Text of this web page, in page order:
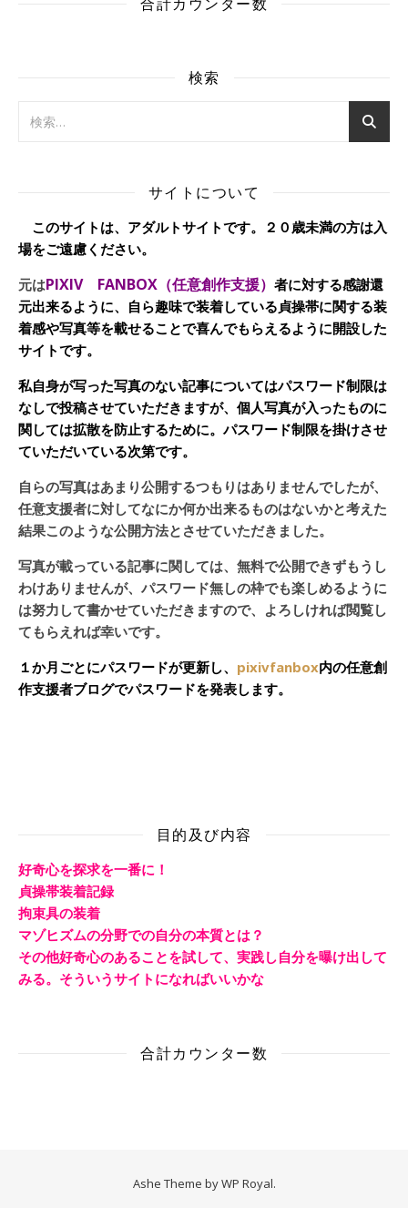
検索
サイトについて
このサイトは、アダルトサイトです。２０歳未満の方は入
場をご遠慮ください。
元はPIXIV FANBOX（任意創作支援） 者に対する感謝還
元出来るように、自ら趣味で装着している貞操帯に関する装
着感や写真等を載せることで喜んでもらえるように開設した
サイトです。
私自身が写った写真のない記事についてはパスワード制限は
なしで投稿させていただきますが、個人写真が入ったものに
関しては拡散を防止するために。パスワード制限を掛けさせ
ていただいている次第です。
自らの写真はあまり公開するつもりはありませんでしたが、
任意支援者に対してなにか何か出来るものはないかと考えた
結果このような公開方法とさせていただきました。
写真が載っている記事に関しては、無料で公開できずもうし
わけありませんが、パスワード無しの枠でも楽しめるように
は努力して書かせていただきますので、よろしければ閲覧し
てもらえれば幸いです。
１か月ごとにパスワードが更新し、 pixivfanbox内の任意創
作支援者ブログでパスワードを発表します。
目的及び内容
好奇心を探求を一番に！
貞操帯装着記録
拘束具の装着
マゾヒズムの分野での自分の本質とは？
その他好奇心のあることを試して、実践し自分を曝け出して
みる。そういうサイトになればいいかな
合計カウンター数
Ashe Theme byWP Royal.